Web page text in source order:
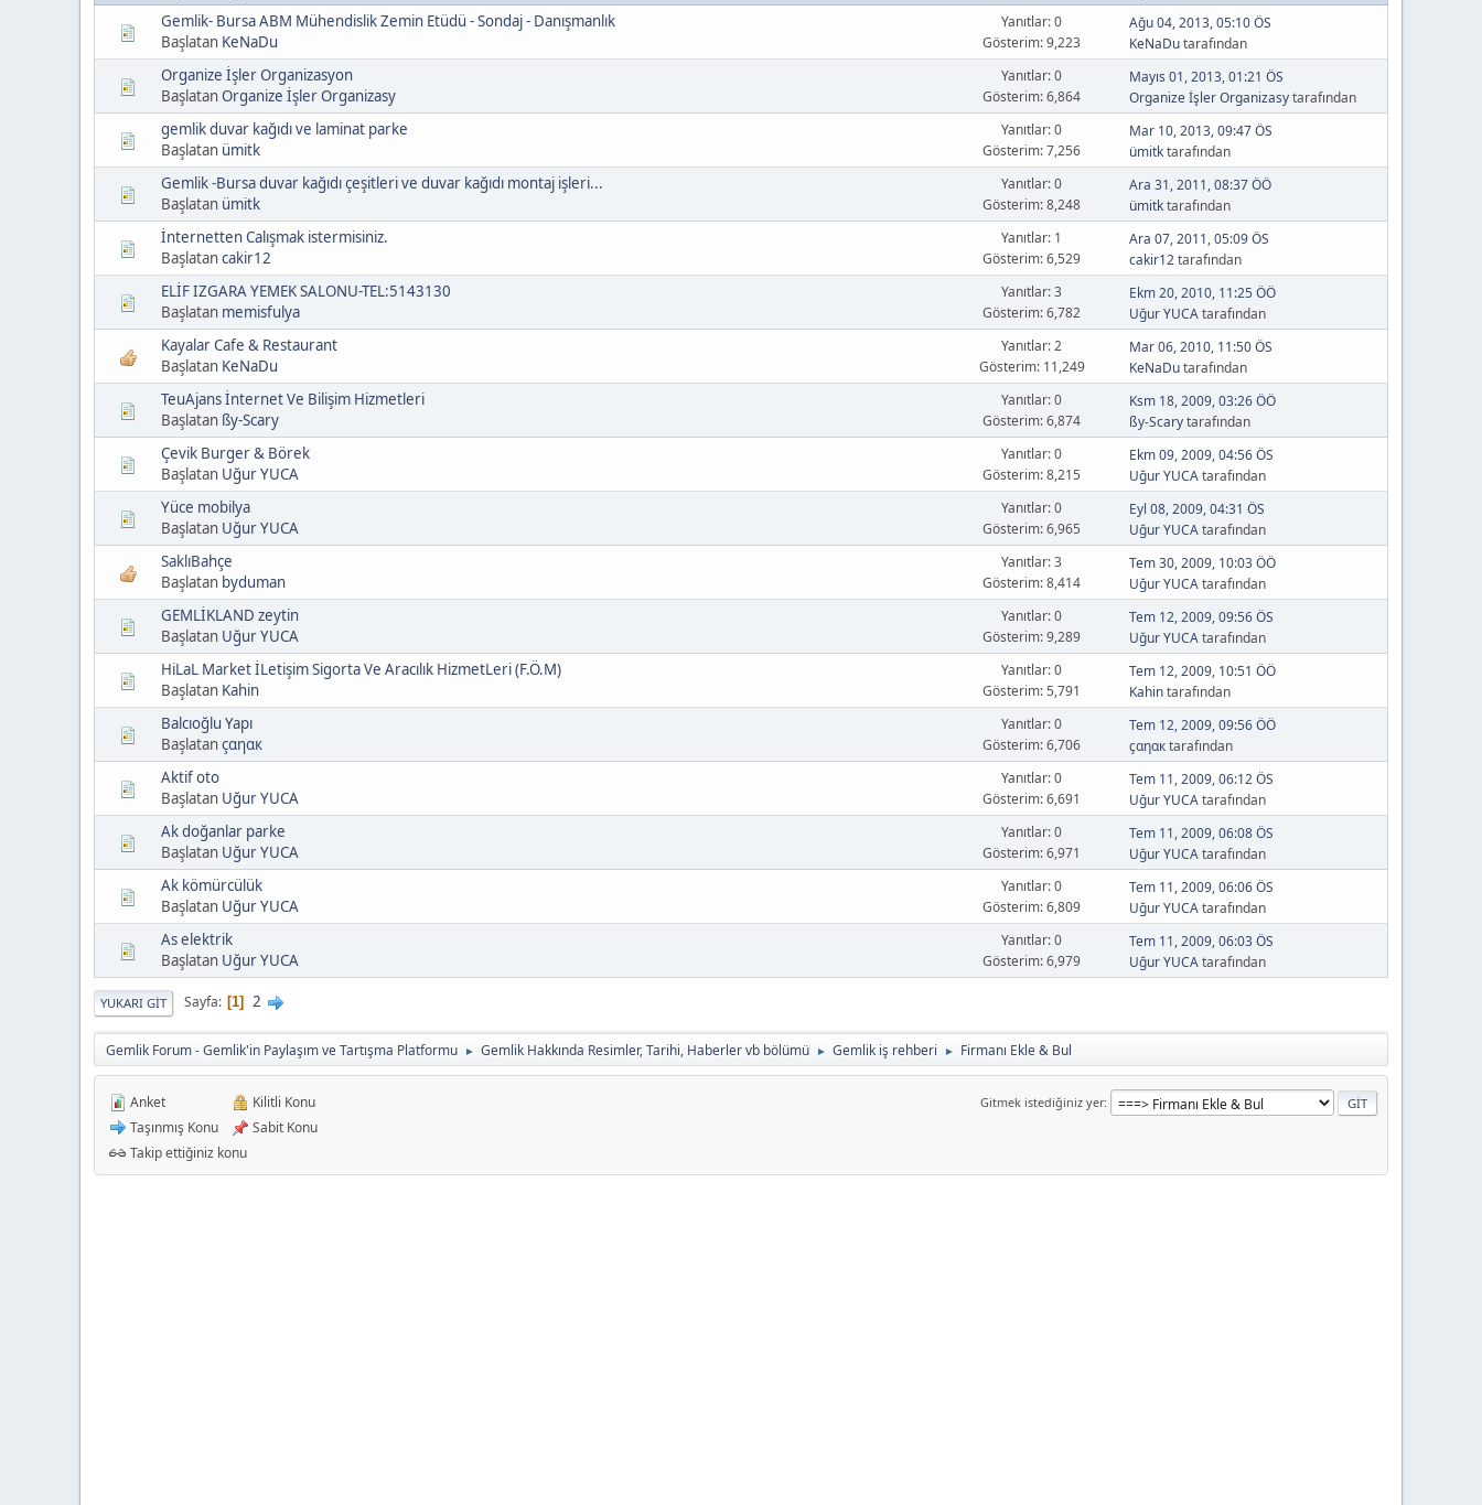
Gemlik- Bursa ABM Mühendislik Zemin Etüdü - Sondaj - Danışmanlık
Başlatan KeNaDu
Yanıtlar: 0
Gösterim: 9,223
Ağu 04, 2013, 05:10 ÖS
KeNaDutarafından
Organize İşler Organizasyon
BaşlatanOrganize İşler Organizasy
Yanıtlar: 0
Gösterim: 6,864
Mayıs 01, 2013, 01:21 ÖS
Organize İşler Organizasytarafından
gemlik duvar kağıdı ve laminat parke
Başlatan ümitk
Yanıtlar: 0
Gösterim: 7,256
Mar 10, 2013, 09:47 ÖS
ümitktarafından
Gemlik -Bursa duvar kağıdı çeşitleri ve duvar kağıdı montaj işleri...
Başlatan ümitk
Yanıtlar: 0
Gösterim: 8,248
Ara 31, 2011, 08:37 ÖÖ
ümitktarafından
İnternetten Calışmak istermisiniz.
Başlatancakir12
Yanıtlar: 1
Gösterim: 6,529
Ara 07, 2011, 05:09 ÖS
cakir12tarafından
ELİF IZGARA YEMEK SALONU-TEL:5143130
Başlatan memisfulya
Yanıtlar: 3
Gösterim: 6,782
Ekm 20, 2010, 11:25 ÖÖ
Uğur YUCAtarafından
Kayalar Cafe & Restaurant
Başlatan KeNaDu
Yanıtlar: 2
Gösterim: 11,249
Mar 06, 2010, 11:50 ÖS
KeNaDutarafından
TeuAjans İnternet Ve Bilişim Hizmetleri
Başlatan ßy-Scary
Yanıtlar: 0
Gösterim: 6,874
Ksm 18, 2009, 03:26 ÖÖ
ßy-Scarytarafından
Çevik Burger & Börek
Başlatan Uğur YUCA
Yanıtlar: 0
Gösterim: 8,215
Ekm 09, 2009, 04:56 ÖS
Uğur YUCAtarafından
Yüce mobilya
Başlatan Uğur YUCA
Yanıtlar: 0
Gösterim: 6,965
Eyl 08, 2009, 04:31 ÖS
Uğur YUCAtarafından
SaklıBahçe
Başlatan byduman
Yanıtlar: 3
Gösterim: 8,414
Tem 30, 2009, 10:03 ÖÖ
Uğur YUCAtarafından
GEMLİKLAND zeytin
Başlatan Uğur YUCA
Yanıtlar: 0
Gösterim: 9,289
Tem 12, 2009, 09:56 ÖS
Uğur YUCAtarafından
HiLaL Market İLetişim Sigorta Ve Aracılık HizmetLeri (F.Ö.M)
Başlatan Kahin
Yanıtlar: 0
Gösterim: 5,791
Tem 12, 2009, 10:51 ÖÖ
Kahintarafından
Balcıoğlu Yapı
Başlatançαηαк
Yanıtlar: 0
Gösterim: 6,706
Tem 12, 2009, 09:56 ÖÖ
çαηαкtarafından
Aktif oto
Başlatan Uğur YUCA
Yanıtlar: 0
Gösterim: 6,691
Tem 11, 2009, 06:12 ÖS
Uğur YUCAtarafından
Ak doğanlar parke
Başlatan Uğur YUCA
Yanıtlar: 0
Gösterim: 6,971
Tem 11, 2009, 06:08 ÖS
Uğur YUCAtarafından
Ak kömürcülük
Başlatan Uğur YUCA
Yanıtlar: 0
Gösterim: 6,809
Tem 11, 2009, 06:06 ÖS
Uğur YUCAtarafından
As elektrik
Başlatan Uğur YUCA
Yanıtlar: 0
Gösterim: 6,979
Tem 11, 2009, 06:03 ÖS
Uğur YUCAtarafından
YUKARI GIT Sayfa 1 2
Gemlik Forum - Gemlik'in Paylaşım ve Tartışma Platformu ► Gemlik Hakkında Resimler, Tarihi, Haberler vb bölümü ► Gemlik iş rehberi ► Firmanı Ekle & Bul
Gitmek istediğiniz yer
Anket
Taşınmış Konu
Kilitli Konu
Sabit Konu
Takip ettiğiniz konu